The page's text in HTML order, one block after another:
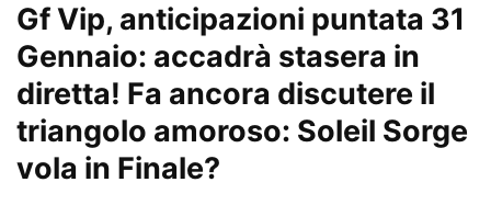
Gf Vip, anticipazioni puntata 31
Gennaio: accadrà stasera in
diretta! Fa ancora discutere il
triangolo amoroso: Soleil Sorge
vola in Finale?